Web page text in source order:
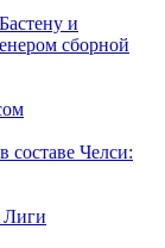
и
сборной
составе Челси:
Лиги